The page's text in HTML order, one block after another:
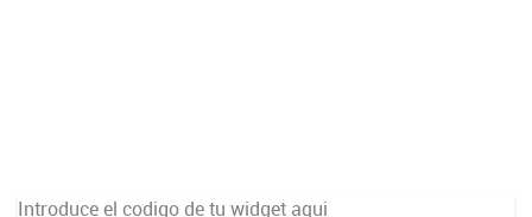
Introduce el codigo de tu widget aqui